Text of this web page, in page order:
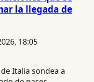
la llegada de
18:05